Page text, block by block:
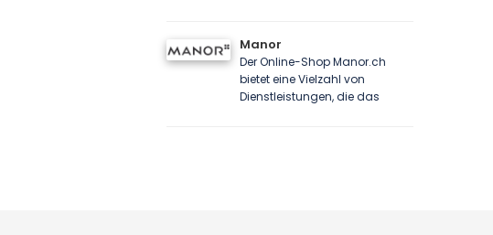
Manor
Der Online-Shop Manor.ch
bietet eine Vielzahl von
Dienstleistungen, die das